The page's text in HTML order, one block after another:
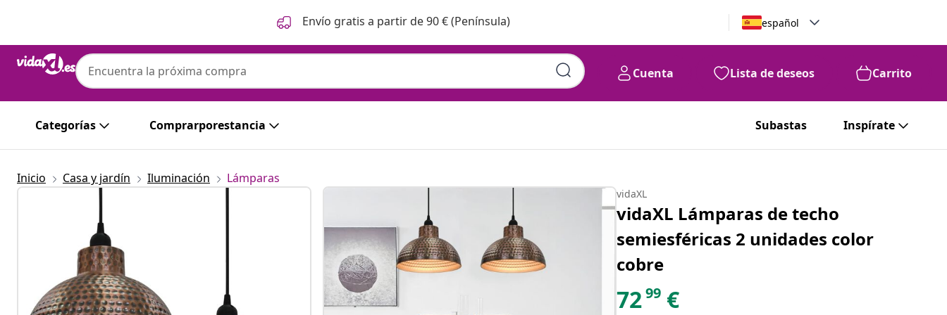
Envío gratis a partir de 90 € (Península) español
Cuenta Lista de deseos Carrito
Categorías Comprarporestancia Subastas Inspírate
Inicio Casa y jardín Iluminación Lámparas
vidaXL
vidaXL Lámparas de techo
semiesféricas 2 unidades color
cobre
7299 €